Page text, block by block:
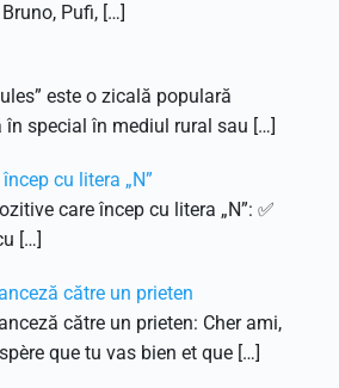
Pufi, […]
este o zicală populară
special în mediul rural sau […]
cu litera „N”
care încep cu litera „N”: ✅
[…]
către un prieten
către un prieten: Cher ami,
que tu vas bien et que […]